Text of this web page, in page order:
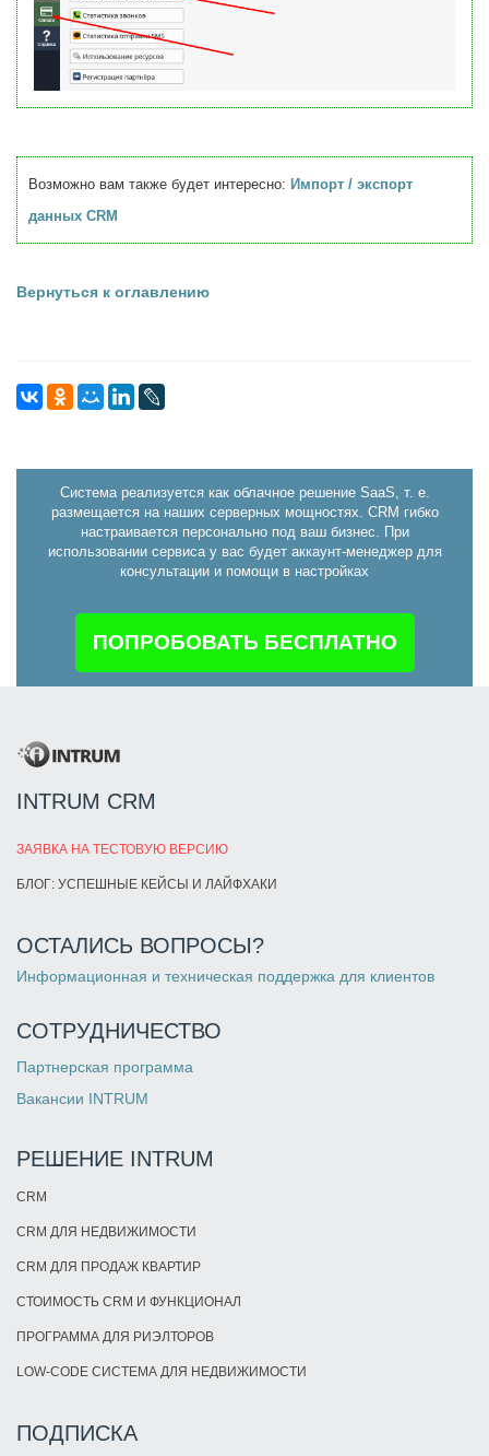
Возможно вам также будет интересно: Импорт / экспорт
данных CRM
Вернуться к оглавлению
Система реализуется как облачное решение SaaS, т. е.
размещается на наших серверных мощностях. CRM гибко
настраивается персонально под ваш бизнес. При
использовании сервиса у вас будет аккаунт-менеджер для
консультации и помощи в настройках
ПОПРОБОВАТЬ БЕСПЛАТНО
INTRUM CRM
ЗАЯВКА НА ТЕСТОВУЮ ВЕРСИЮ
БЛОГ: УСПЕШНЫЕ КЕЙСЫ И ЛАЙФХАКИ
ОСТАЛИСЬ ВОПРОСЫ?
Информационная и техническая поддержка для клиентов
СОТРУДНИЧЕСТВО
Партнерская программа
Вакансии INTRUM
РЕШЕНИЕ INTRUM
CRM
CRM ДЛЯ НЕДВИЖИМОСТИ
CRM ДЛЯ ПРОДАЖ КВАРТИР
СТОИМОСТЬ CRM И ФУНКЦИОНАЛ
ПРОГРАММА ДЛЯ РИЭЛТОРОВ
LOW-CODE СИСТЕМА ДЛЯ НЕДВИЖИМОСТИ
ПОДПИСКА